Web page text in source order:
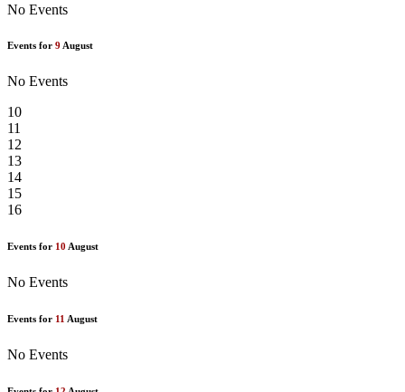
No Events
Events for 9 August
No Events
10
11
12
13
14
15
16
Events for 10 August
No Events
Events for 11 August
No Events